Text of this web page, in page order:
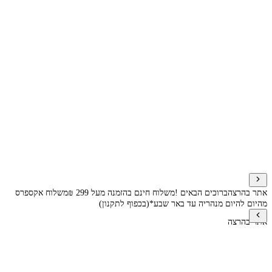
אתר בהרצהברוכים הבאים !משלוח חינם בהזמנה מעל 299 ₪
משלוח אקספרס
מהיום להיום מנהריה עד באר שבע*(בכפוף לתקנון)
אתר בהרצה